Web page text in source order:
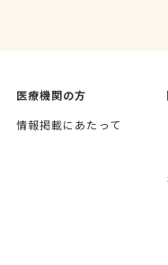
医療機関の方
情報掲載にあたって